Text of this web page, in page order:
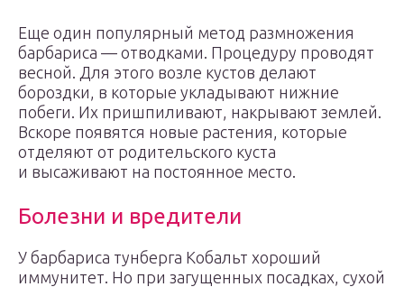
Еще один популярный метод размножения
барбариса — отводками. Процедуру проводят
весной. Для этого возле кустов делают
бороздки, в которые укладывают нижние
побеги. Их пришпиливают, накрывают землей.
Вскоре появятся новые растения, которые
отделяют от родительского куста
и высаживают на постоянное место.
Болезни и вредители
У барбариса тунберга Кобальт хороший
иммунитет. Но при загущенных посадках, сухой